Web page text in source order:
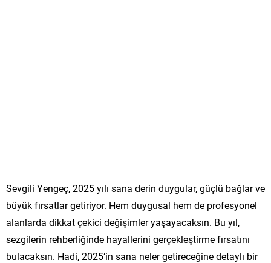
Sevgili Yengeç, 2025 yılı sana derin duygular, güçlü bağlar ve
büyük fırsatlar getiriyor. Hem duygusal hem de profesyonel
alanlarda dikkat çekici değişimler yaşayacaksın. Bu yıl,
sezgilerin rehberliğinde hayallerini gerçekleştirme fırsatını
bulacaksın. Hadi, 2025’in sana neler getireceğine detaylı bir